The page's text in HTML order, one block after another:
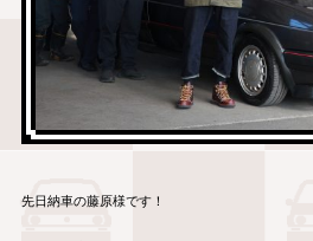
先日納車の藤原様です！